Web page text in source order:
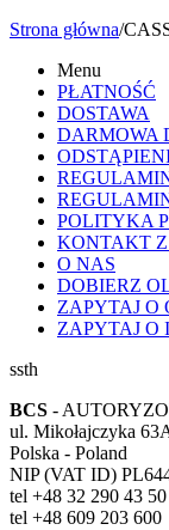
Strona główna/
Menu
PŁATNOŚĆ
DOSTAWA
DARMOWA
POLITYKA
KONTAKT
O NAS
DOBIERZ
ZAPYTAJ O
ZAPYTAJ O
ssth
BCS -
ul. Mikołajczyka
Polska - Poland
NIP (VAT ID)
tel +48 32 290 43 50
tel +48 609 203 600